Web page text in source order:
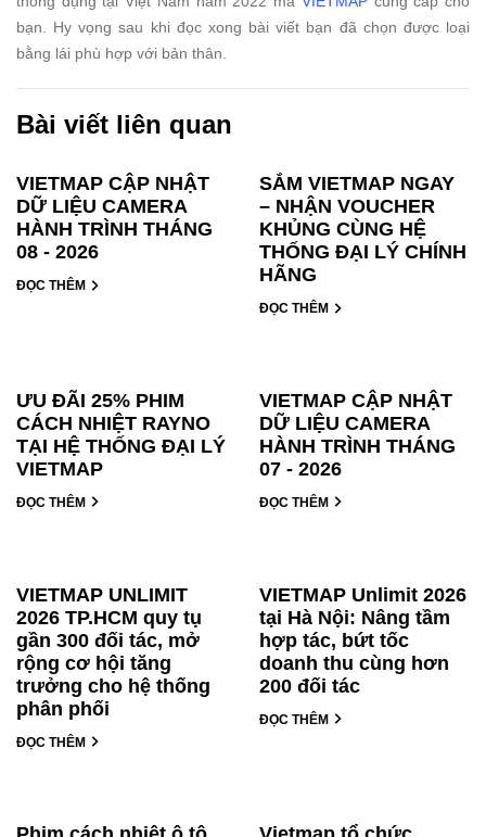
bạn. Hy vọng sau khi đọc xong bài viết bạn đã chọn được loại
bằng lái phù hợp với bản thân.
Bài viết liên quan
VIETMAP CẬP NHẬT
DỮ LIỆU CAMERA
HÀNH TRÌNH THÁNG
08 - 2026
ĐỌC THÊM
SẮM VIETMAP NGAY
– NHẬN VOUCHER
KHỦNG CÙNG HỆ
THỐNG ĐẠI LÝ CHÍNH
HÃNG
ĐỌC THÊM
ƯU ĐÃI 25% PHIM
CÁCH NHIỆT RAYNO
TẠI HỆ THỐNG ĐẠI LÝ
VIETMAP
ĐỌC THÊM
VIETMAP CẬP NHẬT
DỮ LIỆU CAMERA
HÀNH TRÌNH THÁNG
07 - 2026
ĐỌC THÊM
VIETMAP UNLIMIT
2026 TP.HCM quy tụ
gần 300 đối tác, mở
rộng cơ hội tăng
trưởng cho hệ thống
phân phối
ĐỌC THÊM
VIETMAP Unlimit 2026
tại Hà Nội: Nâng tầm
hợp tác, bứt tốc
doanh thu cùng hơn
200 đối tác
ĐỌC THÊM